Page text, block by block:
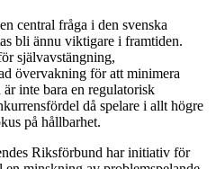
central fråga i den svenska
bli ännu viktigare i framtiden.
självavstängning,
övervakning för att minimera
inte bara en regulatorisk
då spelare i allt högre
på hållbarhet.
Riksförbund har initiativ för